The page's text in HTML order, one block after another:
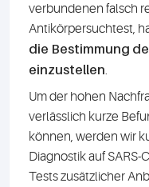
verbundenen falsch
Antikörpersuchtest,
die Bestimmung
einzustellen.
Um der hohen
verlässlich kurze
können, werden wir
Diagnostik auf
Tests zusätzlicher